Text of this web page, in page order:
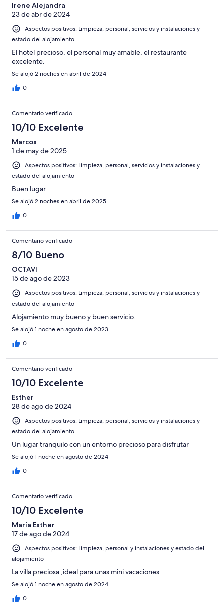
Irene Alejandra
23 de abr de 2024
Aspectos positivos: Limpieza, personal, servicios y instalaciones y
estado del alojamiento
El hotel precioso, el personal muy amable, el restaurante
excelente.
Se alojó 2 noches en abril de 2024
0
Comentario verificado
10/10 Excelente
Marcos
1 de may de 2025
Aspectos positivos: Limpieza, personal, servicios y instalaciones y
estado del alojamiento
Buen lugar
Se alojó 2 noches en abril de 2025
0
Comentario verificado
8/10 Bueno
OCTAVI
15 de ago de 2023
Aspectos positivos: Limpieza, personal, servicios y instalaciones y
estado del alojamiento
Alojamiento muy bueno y buen servicio.
Se alojó 1 noche en agosto de 2023
0
Comentario verificado
10/10 Excelente
Esther
28 de ago de 2024
Aspectos positivos: Limpieza, personal, servicios y instalaciones y
estado del alojamiento
Un lugar tranquilo con un entorno precioso para disfrutar
Se alojó 1 noche en agosto de 2024
0
Comentario verificado
10/10 Excelente
María Esther
17 de ago de 2024
Aspectos positivos: Limpieza, personal y instalaciones y estado del
alojamiento
La villa preciosa ,ideal para unas mini vacaciones
Se alojó 1 noche en agosto de 2024
0